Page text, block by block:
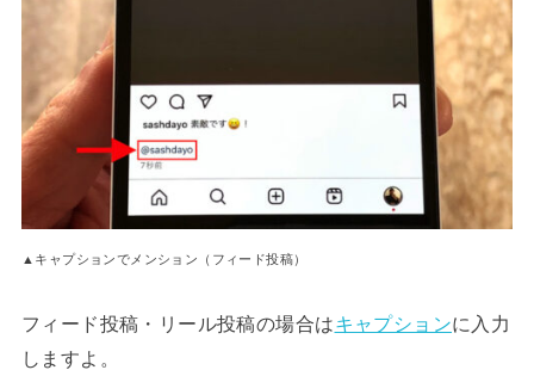
▲キャプションでメンション（フィード投稿）
フィード投稿・リール投稿の場合はキャプションに入力
しますよ。